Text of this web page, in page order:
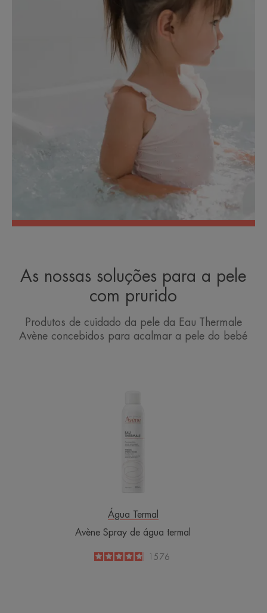
As nossas soluções para a pele
com prurido
Produtos de cuidado da pele da Eau Thermale
Avène concebidos para acalmar a pele do bebé
de
termal
Água Termal
Avène Spray de água termal
4.8
/51576